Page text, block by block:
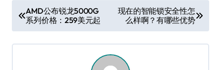
章
导
AMD公布锐龙5000G
系列价格：259美元起
现在的智能锁安全性怎
么样啊？有哪些优势